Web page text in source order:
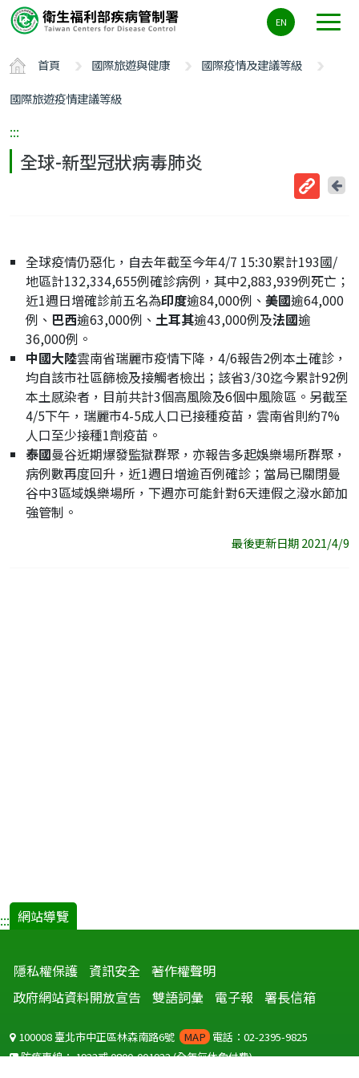
要
容
ALT+C
EN
首頁 國際旅遊與健康
國際疫情及建議等級
國際旅遊疫情建議等級
:::
全球-新型冠狀病毒肺炎
網
址
回
全球疫情仍惡化，自去年截至今年4/7 15:30累計193國/
地區計132,334,655例確診病例，其中2,883,939例死亡；
近1週日增確診前五名為印度逾84,000例、 美國逾64,000
例、 巴西逾63,000例、 土耳其逾43,000例及法國逾
36,000例。
中國大陸雲南省瑞麗市疫情下降，4/6報告2例本土確診，
均自該市社區篩檢及接觸者檢出；該省3/30迄今累計92例
本土感染者，目前共計3個高風險及6個中風險區。另截至
4/5下午，瑞麗市4-5成人口已接種疫苗，雲南省則約7%
人口至少接種1劑疫苗。
泰國曼谷近期爆發監獄群聚，亦報告多起娛樂場所群聚，
病例數再度回升，近1週日增逾百例確診；當局已關閉曼
谷中3區域娛樂場所，下週亦可能針對6天連假之潑水節加
強管制。
最後更新日期 2021/4/9
::: 網站導覽
隱私權保護 資訊安全 著作權聲明
政府網站資料開放宣告
雙語詞彙 電子報 署長信箱
100008 臺北市中正區林森南路6號 MAP 電話：02-2395-9825
防疫專線：1922或0800-001922(全年無休免付費)